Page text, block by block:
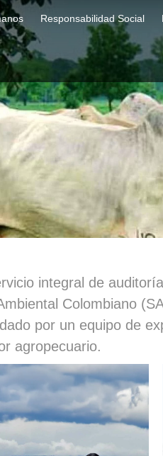
Responsabilidad Social
integral de
Colombiano
por un equipo de
agropecuario.